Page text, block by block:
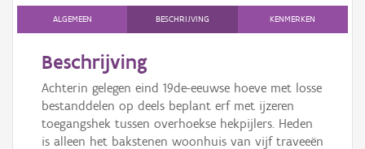
ALGEMEEN BESCHRIJVING KENMERKEN
Beschrijving
Achterin gelegen eind 19de-eeuwse hoeve met losse
bestanddelen op deels beplant erf met ijzeren
toegangshek tussen overhoekse hekpijlers. Heden
is alleen het bakstenen woonhuis van vijf traveeën